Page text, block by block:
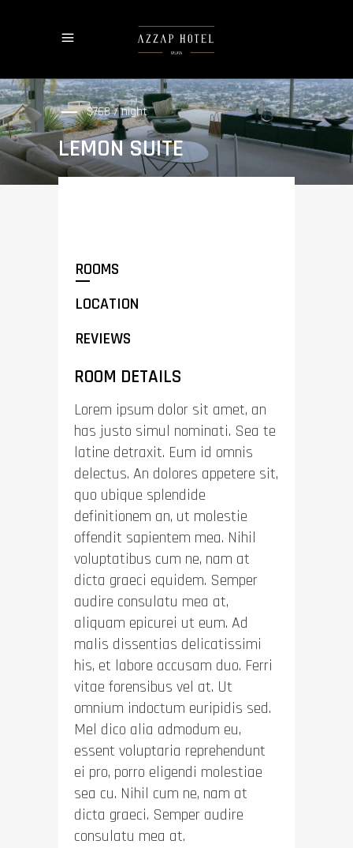
$768 / night
LEMON SUITE
ROOMS
LOCATION
REVIEWS
ROOM DETAILS
Lorem ipsum dolor sit amet, an
has justo simul nominati. Sea te
latine detraxit. Eum id omnis
delectus. An dolores appetere sit,
quo ubique splendide
definitionem an, ut molestie
offendit sapientem mea. Nihil
voluptatibus cum ne, nam at
dicta graeci equidem. Semper
audire consulatu mea at,
aliquam epicurei ut eum. Ad
malis dissentias delicatissimi
his, et labore accusam duo. Ferri
vitae forensibus vel at. Ut
omnium indoctum euripidis sed.
Mel dico alia admodum eu,
essent voluptaria reprehendunt
ei pro, porro eligendi molestiae
sea cu. Nihil cum ne, nam at
dicta graeci. Semper audire
consulatu mea at.